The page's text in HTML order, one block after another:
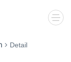
Detail